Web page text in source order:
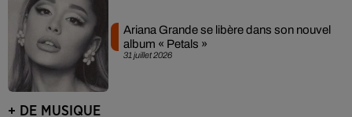
31 juillet 2026
Ariana Grande se libère dans son nouvel
album « Petals »
+ DE MUSIQUE